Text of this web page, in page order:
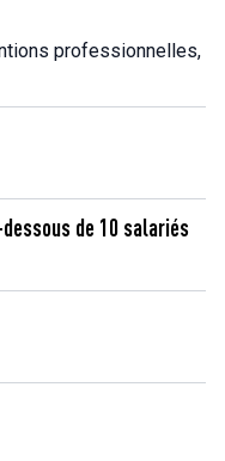
professionnelles,
de 10 salariés